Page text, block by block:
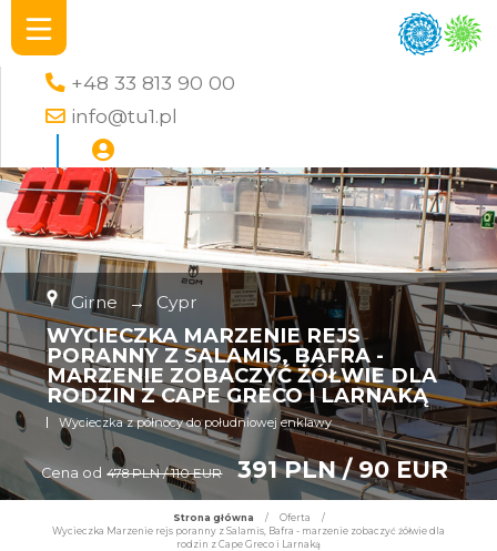
+48 33 813 90 00
info@tu1.pl
Girne → Cypr
WYCIECZKA MARZENIE REJS
PORANNY Z SALAMIS, BAFRA -
MARZENIE ZOBACZYĆ ŻÓŁWIE DLA
RODZIN Z CAPE GRECO I LARNAKĄ
Wycieczka z północy do południowej enklawy
Cena od 478 PLN / 110 EUR 391 PLN / 90 EUR
Strona główna / Oferta
/
Wycieczka Marzenie rejs poranny z Salamis, Bafra - marzenie zobaczyć żółwie dla
rodzin z Cape Greco i Larnaką